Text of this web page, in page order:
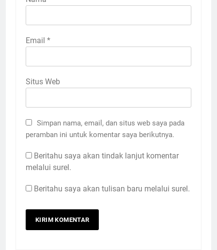
Email *
Situs Web
Simpan nama, email, dan situs web saya pada
peramban ini untuk komentar saya berikutnya.
Beritahu saya akan tindak lanjut komentar
melalui surel.
Beritahu saya akan tulisan baru melalui surel.